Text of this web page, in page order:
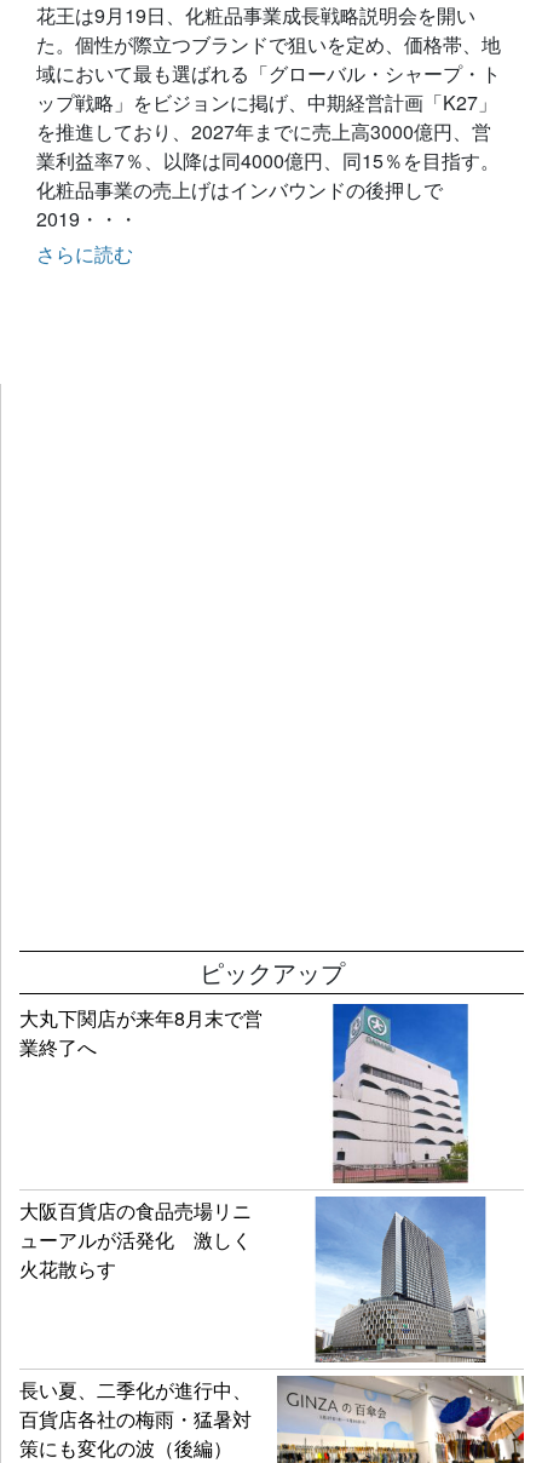
花王は9月19日、化粧品事業成長戦略説明会を開い
た。個性が際立つブランドで狙いを定め、価格帯、地
域において最も選ばれる「グローバル・シャープ・ト
ップ戦略」をビジョンに掲げ、中期経営計画「K27」
を推進しており、2027年までに売上高3000億円、営
業利益率7％、以降は同4000億円、同15％を目指す。
化粧品事業の売上げはインバウンドの後押しで
2019・・・
さらに読む
ピックアップ
大丸下関店が来年8月末で営
業終了へ
大阪百貨店の食品売場リニ
ューアルが活発化 激しく
火花散らす
長い夏、二季化が進行中、
百貨店各社の梅雨・猛暑対
策にも変化の波（後編）